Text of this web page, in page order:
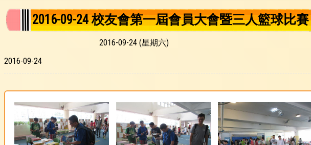
2016-09-24 校友會第一屆會員大會暨三人籃球比賽
2016-09-24 (星期六)
2016-09-24